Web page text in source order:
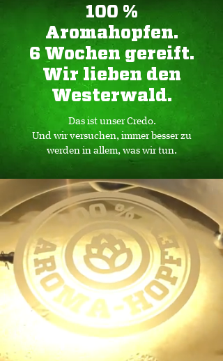
100 %
Aromahopfen.
6 Wochen gereift.
Wir lieben den
Westerwald.
Das ist unser Credo.
Und wir versuchen, immer besser zu
werden in allem, was wir tun.